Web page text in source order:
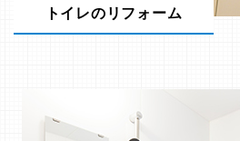
トイレのリフォーム